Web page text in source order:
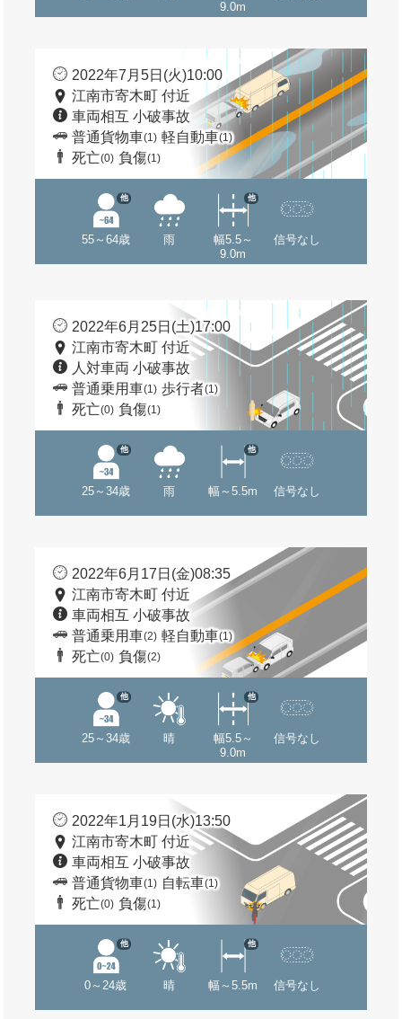
9.0m
2022年7月5日(火)10:00
江南市寄木町 付近
車両相互 小破事故
普通貨物車(1) 軽自動車(1)
死亡(0) 負傷(1)
55～64歳
他
雨
幅5.5～
9.0m
他
信号なし
2022年6月25日(土)17:00
江南市寄木町 付近
人対車両 小破事故
普通乗用車(1) 歩行者(1)
死亡(0) 負傷(1)
25～34歳
他
雨 幅～5.5m
他
信号なし
2022年6月17日(金)08:35
江南市寄木町 付近
車両相互 小破事故
普通乗用車(2) 軽自動車(1)
死亡(0) 負傷(2)
25～34歳
他
晴
幅5.5～
9.0m
他
信号なし
2022年1月19日(水)13:50
江南市寄木町 付近
車両相互 小破事故
普通貨物車(1) 自転車(1)
死亡(0) 負傷(1)
0～24歳
他
晴 幅～5.5m
他
信号なし